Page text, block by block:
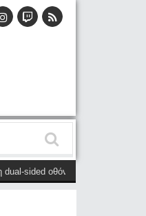
οθόνη (28 Μαΐου)